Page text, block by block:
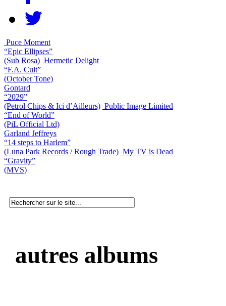
Puce Moment
“Epic Ellipses”
(Sub Rosa) Hermetic Delight
“F.A. Cult”
(October Tone)
Gontard
“2029”
(Petrol Chips & Ici d’Ailleurs) Public Image Limited
“End of World”
(PiL Official Ltd)
Garland Jeffreys
“14 steps to Harlem”
(Luna Park Records / Rough Trade) My TV is Dead
“Gravity”
(MVS)
autres albums